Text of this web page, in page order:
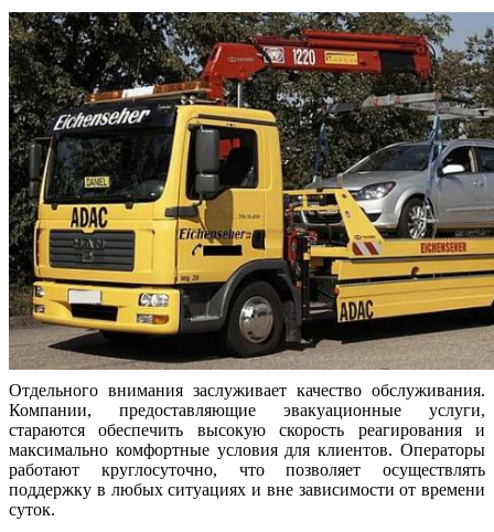
Отдельного внимания заслуживает качество обслуживания.
Компании, предоставляющие эвакуационные услуги,
стараются обеспечить высокую скорость реагирования и
максимально комфортные условия для клиентов. Операторы
работают круглосуточно, что позволяет осуществлять
поддержку в любых ситуациях и вне зависимости от времени
суток.